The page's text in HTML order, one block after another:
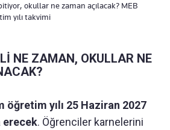
okullar ne zaman açılacak? MEB
yılı takvimi
NE ZAMAN, OKULLAR NE
öğretim yılı 25 Haziran 2027
erecek. Öğrenciler karnelerini